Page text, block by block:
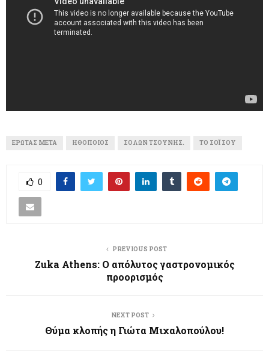
ΈΡΩΤΑΣ ΜΕΤΆ ΗΘΟΠΟΙΌΣ ΣΌΛΩΝ ΤΣΟΎΝΗΣ. ΤΟ ΣΌΙ ΣΟΥ
0
PREVIOUS POST
Zuka Athens: O απόλυτος γαστρονομικός
προορισμός
NEXT POST
Θύμα κλοπής η Γιώτα Μιχαλοπούλου!